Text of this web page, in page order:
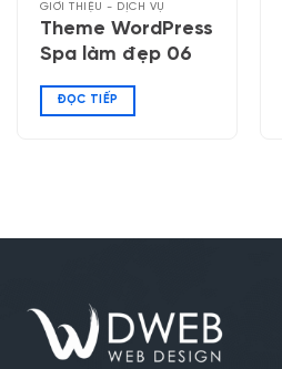
GIỚI THIỆU - DỊCH VỤ
Theme WordPress
Spa làm đẹp 06
ĐỌC TIẾP